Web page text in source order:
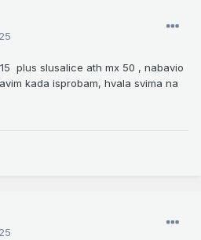
plus slusalice ath mx 50 , nabavio
kada isprobam, hvala svima na